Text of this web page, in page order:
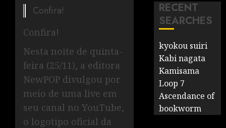
Confira!
Confira!
Nesta noite de quinta-
feira (25/11), a editora
NewPOP divulgou por
meio de uma live em
seu canal no YouTube,
o logotipo oficial da
RECENT
SEARCHES
kyokou suiri
Kabi nagata
Kamisama
Loop 7
Ascendance of
bookworm